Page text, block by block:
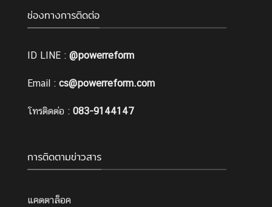
ช่องทางการติดต่อ
ID LINE : @powerreform
Email : cs@powerreform.com
โทรติดต่อ : 083-9144147
การติดตามข่าวสาร
แคตตาล็อค